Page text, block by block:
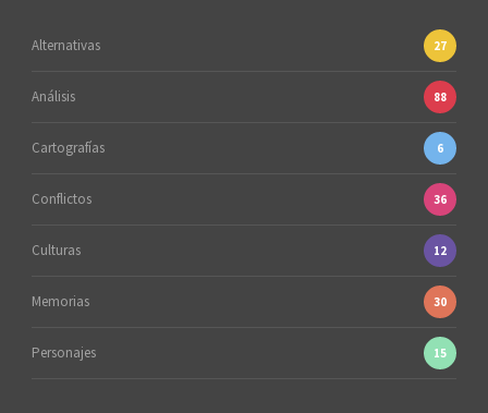
Alternativas 27
Análisis 88
Cartografías 6
Conflictos 36
Culturas 12
Memorias 30
Personajes 15